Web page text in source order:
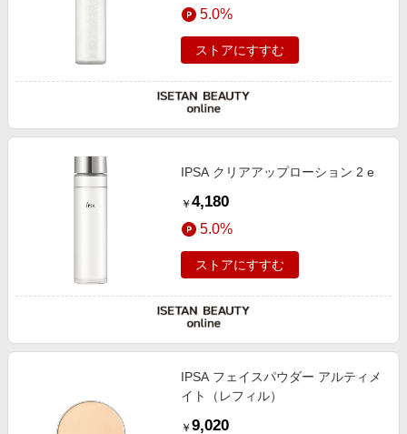
5.0%
ストアにすすむ
IPSA クリアアップローション 2 e
￥ 4,180
5.0%
ストアにすすむ
IPSA フェイスパウダー アルティメ
イト（レフィル）
￥ 9,020